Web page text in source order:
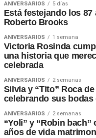
ANIVERSARIOS 5 días
Está festejando los 87
Roberto Brooks
ANIVERSARIOS 1 semana
Victoria Rosinda
una historia que
celebrada
ANIVERSARIOS 2 semanas
Silvia y “Tito” Roca
celebrando sus bodas
ANIVERSARIOS 2 semanas
“Yoli” y “Robin bach”
años de vida